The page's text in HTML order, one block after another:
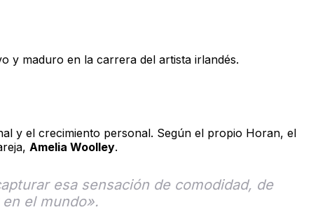
y maduro en la carrera del artista irlandés.
y el crecimiento personal. Según el propio Horan, el
Amelia Woolley.
esa sensación de comodidad, de
el mundo».